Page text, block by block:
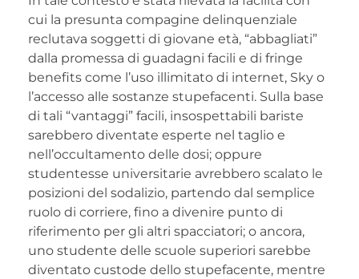
cui la presunta compagine delinquenziale
reclutava soggetti di giovane età, “abbagliati”
dalla promessa di guadagni facili e di fringe
benefits come l’uso illimitato di internet, Sky o
l’accesso alle sostanze stupefacenti. Sulla base
di tali “vantaggi” facili, insospettabili bariste
sarebbero diventate esperte nel taglio e
nell’occultamento delle dosi; oppure
studentesse universitarie avrebbero scalato le
posizioni del sodalizio, partendo dal semplice
ruolo di corriere, fino a divenire punto di
riferimento per gli altri spacciatori; o ancora,
uno studente delle scuole superiori sarebbe
diventato custode dello stupefacente, mentre